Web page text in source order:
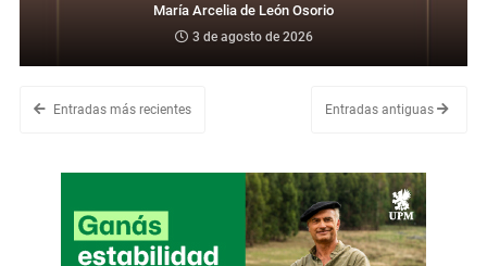
María Arcelia de León Osorio
3 de agosto de 2026
Entradas más recientes Entradas antiguas